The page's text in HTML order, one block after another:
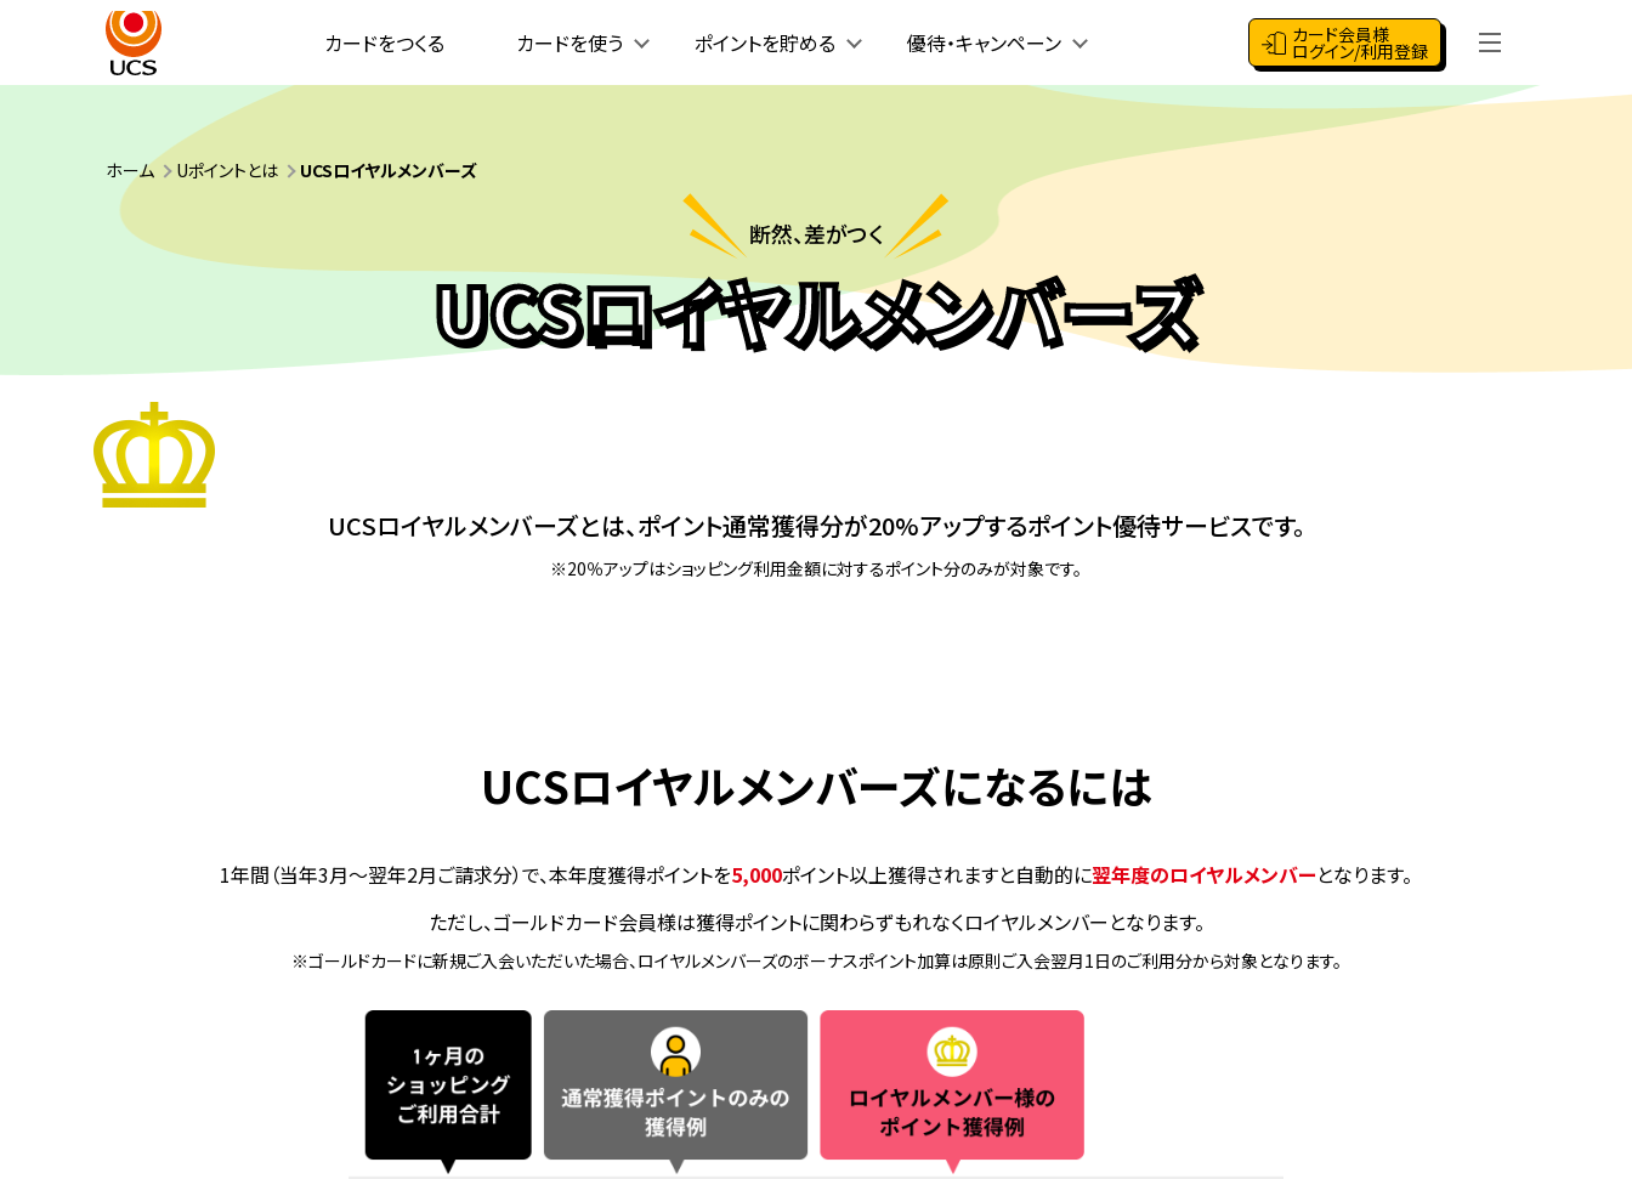
カードをつくる カードを使う ポイントを貯める 優待・キャンペーン カード会員様
ログイン/利用登録
ホーム Uポイントとは UCSロイヤルメンバーズ
断然、差がつく
UCSロイヤルメンバーズ
UCSロイヤルメンバーズとは、ポイント通常獲得分が20%アップするポイント優待サービスです。
※20％アップはショッピング利用金額に対するポイント分のみが対象です。
UCSロイヤルメンバーズになるには
1年間（当年3月～翌年2月ご請求分）で、本年度獲得ポイントを5,000ポイント以上獲得されますと自動的に翌年度のロイヤルメンバーとなります。
ただし、ゴールドカード会員様は獲得ポイントに関わらずもれなくロイヤルメンバーとなります。
※ゴールドカードに新規ご入会いただいた場合、ロイヤルメンバーズのボーナスポイント加算は原則ご入会翌月1日のご利用分から対象となります。